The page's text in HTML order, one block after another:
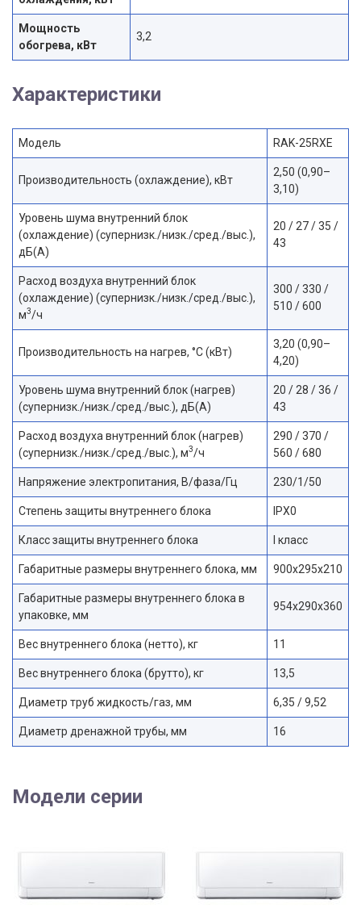
Мощность
обогрева, кВт
3,2
Характеристики
Модель RAK-25RXE
Производительность (охлаждение), кВт
2,50 (0,90–
3,10)
Уровень шума внутренний блок
(охлаждение) (супернизк./низк./сред./выс.),
дБ(A)
20 / 27 / 35 /
43
Расход воздуха внутренний блок
(охлаждение) (супернизк./низк./сред./выс.),
м3/ч
300 / 330 /
510 / 600
Производительность на нагрев, °С (кВт)
3,20 (0,90–
4,20)
Уровень шума внутренний блок (нагрев)
(супернизк./низк./сред./выс.), дБ(А)
20 / 28 / 36 /
43
Расход воздуха внутренний блок (нагрев)
(супернизк./низк./сред./выс.), м3/ч
290 / 370 /
560 / 680
Напряжение электропитания, В/фаза/Гц 230/1/50
Степень защиты внутреннего блока IPX0
Класс защиты внутреннего блока I класс
Габаритные размеры внутреннего блока, мм 900x295x210
Габаритные размеры внутреннего блока в
упаковке, мм
954x290x360
Вес внутреннего блока (нетто), кг 11
Вес внутреннего блока (брутто), кг 13,5
Диаметр труб жидкость/газ, мм 6,35 / 9,52
Диаметр дренажной трубы, мм 16
Модели серии